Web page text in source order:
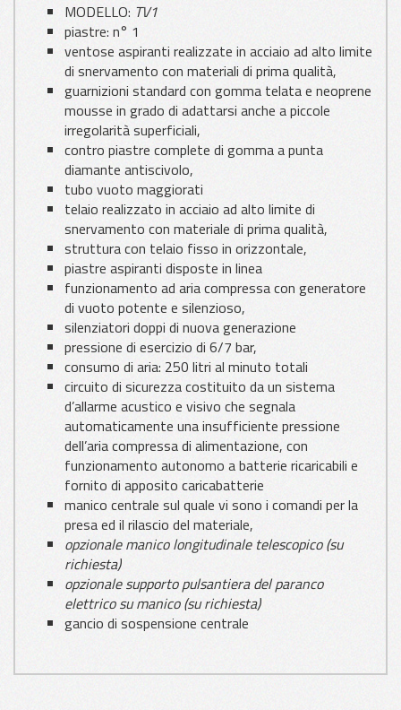
MODELLO: TV1
piastre: n° 1
ventose aspiranti realizzate in acciaio ad alto limite
di snervamento con materiali di prima qualità,
guarnizioni standard con gomma telata e neoprene
mousse in grado di adattarsi anche a piccole
irregolarità superficiali,
contro piastre complete di gomma a punta
diamante antiscivolo,
tubo vuoto maggiorati
telaio realizzato in acciaio ad alto limite di
snervamento con materiale di prima qualità,
struttura con telaio fisso in orizzontale,
piastre aspiranti disposte in linea
funzionamento ad aria compressa con generatore
di vuoto potente e silenzioso,
silenziatori doppi di nuova generazione
pressione di esercizio di 6/7 bar,
consumo di aria: 250 litri al minuto totali
circuito di sicurezza costituito da un sistema
d’allarme acustico e visivo che segnala
automaticamente una insufficiente pressione
dell’aria compressa di alimentazione, con
funzionamento autonomo a batterie ricaricabili e
fornito di apposito caricabatterie
manico centrale sul quale vi sono i comandi per la
presa ed il rilascio del materiale,
opzionale manico longitudinale telescopico (su
richiesta)
opzionale supporto pulsantiera del paranco
elettrico su manico (su richiesta)
gancio di sospensione centrale